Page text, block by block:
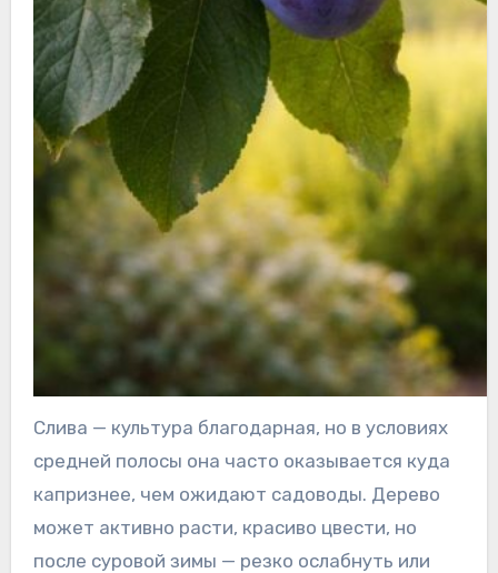
Слива — культура благодарная, но в условиях
средней полосы она часто оказывается куда
капризнее, чем ожидают садоводы. Дерево
может активно расти, красиво цвести, но
после суровой зимы — резко ослабнуть или